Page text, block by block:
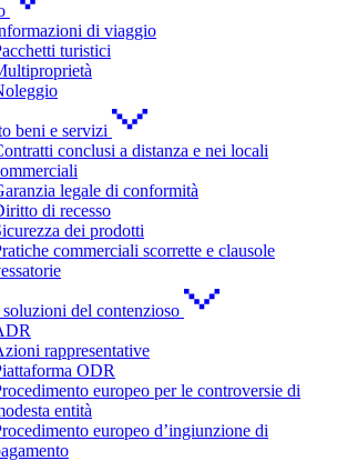
di viaggio
turistici
beni e servizi
conclusi a distanza e nei locali
legale di conformità
di recesso
dei prodotti
commerciali scorrette e clausole
del contenzioso
rappresentative
ODR
europeo per le controversie di
entità
europeo d’ingiunzione di